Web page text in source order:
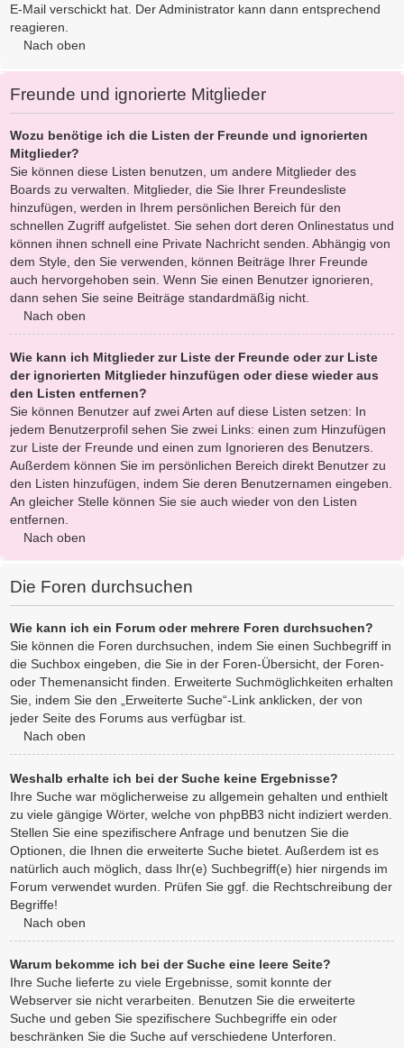
E-Mail verschickt hat. Der Administrator kann dann entsprechend
reagieren.
Nach oben
Freunde und ignorierte Mitglieder
Wozu benötige ich die Listen der Freunde und ignorierten
Mitglieder?
Sie können diese Listen benutzen, um andere Mitglieder des
Boards zu verwalten. Mitglieder, die Sie Ihrer Freundesliste
hinzufügen, werden in Ihrem persönlichen Bereich für den
schnellen Zugriff aufgelistet. Sie sehen dort deren Onlinestatus und
können ihnen schnell eine Private Nachricht senden. Abhängig von
dem Style, den Sie verwenden, können Beiträge Ihrer Freunde
auch hervorgehoben sein. Wenn Sie einen Benutzer ignorieren,
dann sehen Sie seine Beiträge standardmäßig nicht.
Nach oben
Wie kann ich Mitglieder zur Liste der Freunde oder zur Liste
der ignorierten Mitglieder hinzufügen oder diese wieder aus
den Listen entfernen?
Sie können Benutzer auf zwei Arten auf diese Listen setzen: In
jedem Benutzerprofil sehen Sie zwei Links: einen zum Hinzufügen
zur Liste der Freunde und einen zum Ignorieren des Benutzers.
Außerdem können Sie im persönlichen Bereich direkt Benutzer zu
den Listen hinzufügen, indem Sie deren Benutzernamen eingeben.
An gleicher Stelle können Sie sie auch wieder von den Listen
entfernen.
Nach oben
Die Foren durchsuchen
Wie kann ich ein Forum oder mehrere Foren durchsuchen?
Sie können die Foren durchsuchen, indem Sie einen Suchbegriff in
die Suchbox eingeben, die Sie in der Foren-Übersicht, der Foren-
oder Themenansicht finden. Erweiterte Suchmöglichkeiten erhalten
Sie, indem Sie den „Erweiterte Suche“-Link anklicken, der von
jeder Seite des Forums aus verfügbar ist.
Nach oben
Weshalb erhalte ich bei der Suche keine Ergebnisse?
Ihre Suche war möglicherweise zu allgemein gehalten und enthielt
zu viele gängige Wörter, welche von phpBB3 nicht indiziert werden.
Stellen Sie eine spezifischere Anfrage und benutzen Sie die
Optionen, die Ihnen die erweiterte Suche bietet. Außerdem ist es
natürlich auch möglich, dass Ihr(e) Suchbegriff(e) hier nirgends im
Forum verwendet wurden. Prüfen Sie ggf. die Rechtschreibung der
Begriffe!
Nach oben
Warum bekomme ich bei der Suche eine leere Seite?
Ihre Suche lieferte zu viele Ergebnisse, somit konnte der
Webserver sie nicht verarbeiten. Benutzen Sie die erweiterte
Suche und geben Sie spezifischere Suchbegriffe ein oder
beschränken Sie die Suche auf verschiedene Unterforen.